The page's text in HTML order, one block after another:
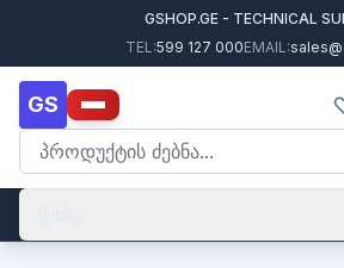
GSHOP.GE - TECHNICAL
TEL:599 127 000EMAIL:
GS